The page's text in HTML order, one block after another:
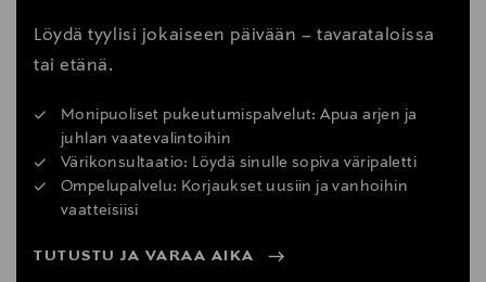
Löydä tyylisi jokaiseen päivään – tavarataloissa
tai etänä.
Monipuoliset pukeutumispalvelut: Apua arjen ja
juhlan vaatevalintoihin
Värikonsultaatio: Löydä sinulle sopiva väripaletti
Ompelupalvelu: Korjaukset uusiin ja vanhoihin
vaatteisiisi
TUTUSTU JA VARAA AIKA